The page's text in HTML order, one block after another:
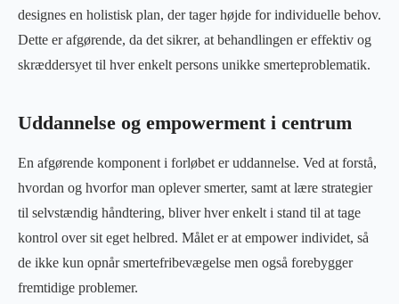
designes en holistisk plan, der tager højde for individuelle behov.
Dette er afgørende, da det sikrer, at behandlingen er effektiv og
skræddersyet til hver enkelt persons unikke smerteproblematik.
Uddannelse og empowerment i centrum
En afgørende komponent i forløbet er uddannelse. Ved at forstå,
hvordan og hvorfor man oplever smerter, samt at lære strategier
til selvstændig håndtering, bliver hver enkelt i stand til at tage
kontrol over sit eget helbred. Målet er at empower individet, så
de ikke kun opnår smertefribevægelse men også forebygger
fremtidige problemer.